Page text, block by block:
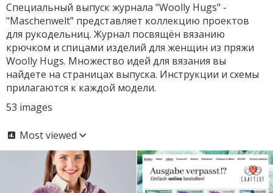
Специальный выпуск журнала "Woolly Hugs" -
"Maschenwelt" представляет коллекцию проектов
для рукодельниц. Журнал посвящён вязанию
крючком и спицами изделий для женщин из пряжи
Woolly Hugs. Множество идей для вязания вы
найдете на страницах выпуска. Инструкции и схемы
прилагаются к каждой модели.
53 images
Most viewed